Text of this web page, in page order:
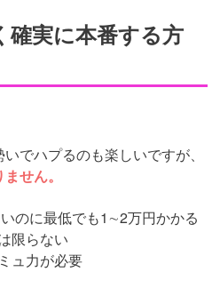
実に本番する方
でハプるのも楽しいですが、
せん。
のに最低でも1∼2万円かかる
限らない
ュ力が必要